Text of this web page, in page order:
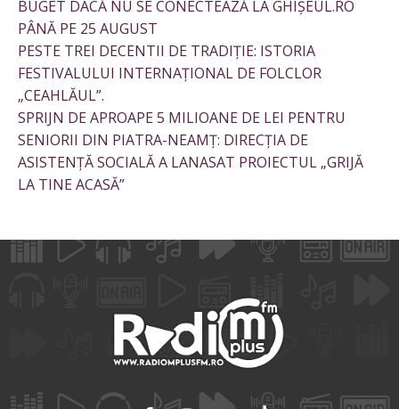
BUGET DACĂ NU SE CONECTEAZĂ LA GHIȘEUL.RO
PÂNĂ PE 25 AUGUST
PESTE TREI DECENTII DE TRADIȚIE: ISTORIA
FESTIVALULUI INTERNAȚIONAL DE FOLCLOR
„CEAHLĂUL”.
SPRIJN DE APROAPE 5 MILIOANE DE LEI PENTRU
SENIORII DIN PIATRA-NEAMȚ: DIRECȚIA DE
ASISTENȚĂ SOCIALĂ A LANASAT PROIECTUL „GRIJĂ
LA TINE ACASĂ”